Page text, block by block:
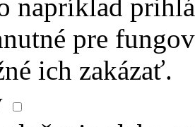
napríklad
pre
ich zakázať.